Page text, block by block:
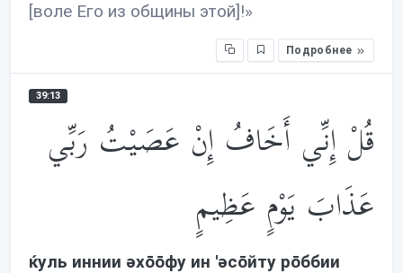
[воле Его из общины этой]!»
Подробнее
39:13
قُلْ إِنِّي أَخَافُ إِنْ عَصَيْتُ رَبِّي
عَذَابَ يَوْمٍ عَظِيمٍ
ќуль иннии əхōōфу ин 'əсōйту рōббии